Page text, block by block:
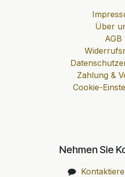
Über
AGB
Zahlung &
Cookie-
Nehmen Sie